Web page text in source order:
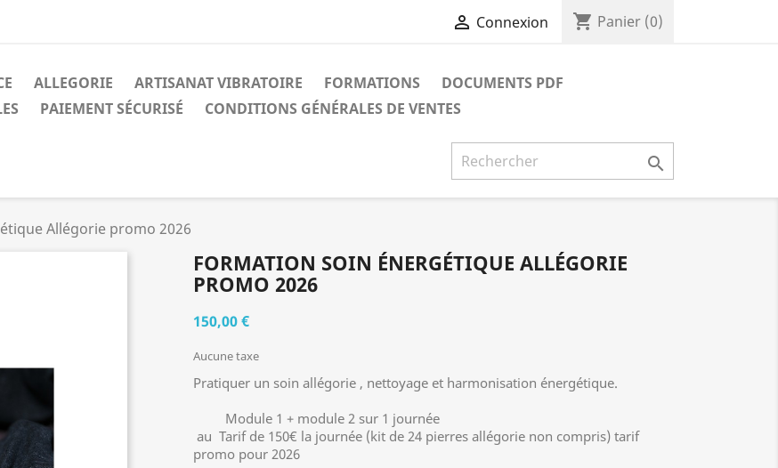
 Connexion shopping_cart Panier (0)
ALLEGORIE ARTISANAT VIBRATOIRE FORMATIONS
DOCUMENTS PDF
PAIEMENT SÉCURISÉ CONDITIONS GÉNÉRALES DE VENTES

Allégorie promo 2026
FORMATION SOIN ÉNERGÉTIQUE ALLÉGORIE
PROMO 2026
150,00 €
Aucune taxe
Pratiquer un soin allégorie , nettoyage et harmonisation énergétique.
Module 1 + module 2 sur 1 journée
au Tarif de 150€ la journée​ (kit de 24 pierres allégorie non compris) tarif
promo pour 2026